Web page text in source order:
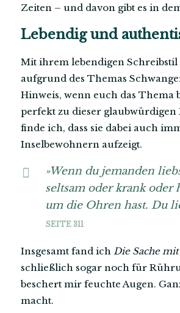
Zeiten – und davon gibt es in
Lebendig und
Mit ihrem lebendigen
aufgrund des Themas
Hinweis, wenn euch das Thema
perfekt zu dieser
finde ich, dass sie dabei auch
Inselbewohnern aufzeigt.
»Wenn du jemanden
seltsam oder krank oder
um die Ohren hast. Du
SEITE 311
Insgesamt fand ich Die Sache
schließlich sogar noch für
beschert mir feuchte Augen.
macht.